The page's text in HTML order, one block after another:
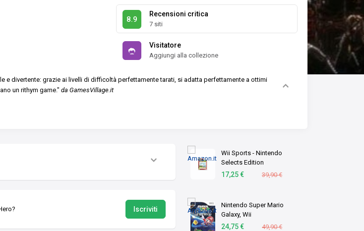
8.9
Recensioni critica
7 siti
Visitatore
Aggiungi alla collezione
e divertente: grazie ai livelli di difficoltà perfettamente tarati, si adatta perfettamente a ottimi
un rithym game." da GamesVillage.it
Wii Sports - Nintendo
Selects Edition
17,25 € 39,90 €
Nintendo Super Mario
Galaxy, Wii
24,75 € 49,90 €
Iscriviti